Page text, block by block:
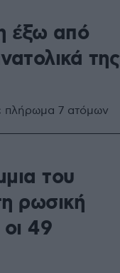
έξω από
της
πλήρωμα 7 ατόμων
του
ρωσική
49